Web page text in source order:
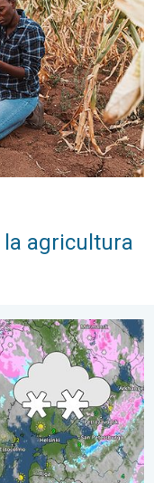
la agricultura
y nieve. . .